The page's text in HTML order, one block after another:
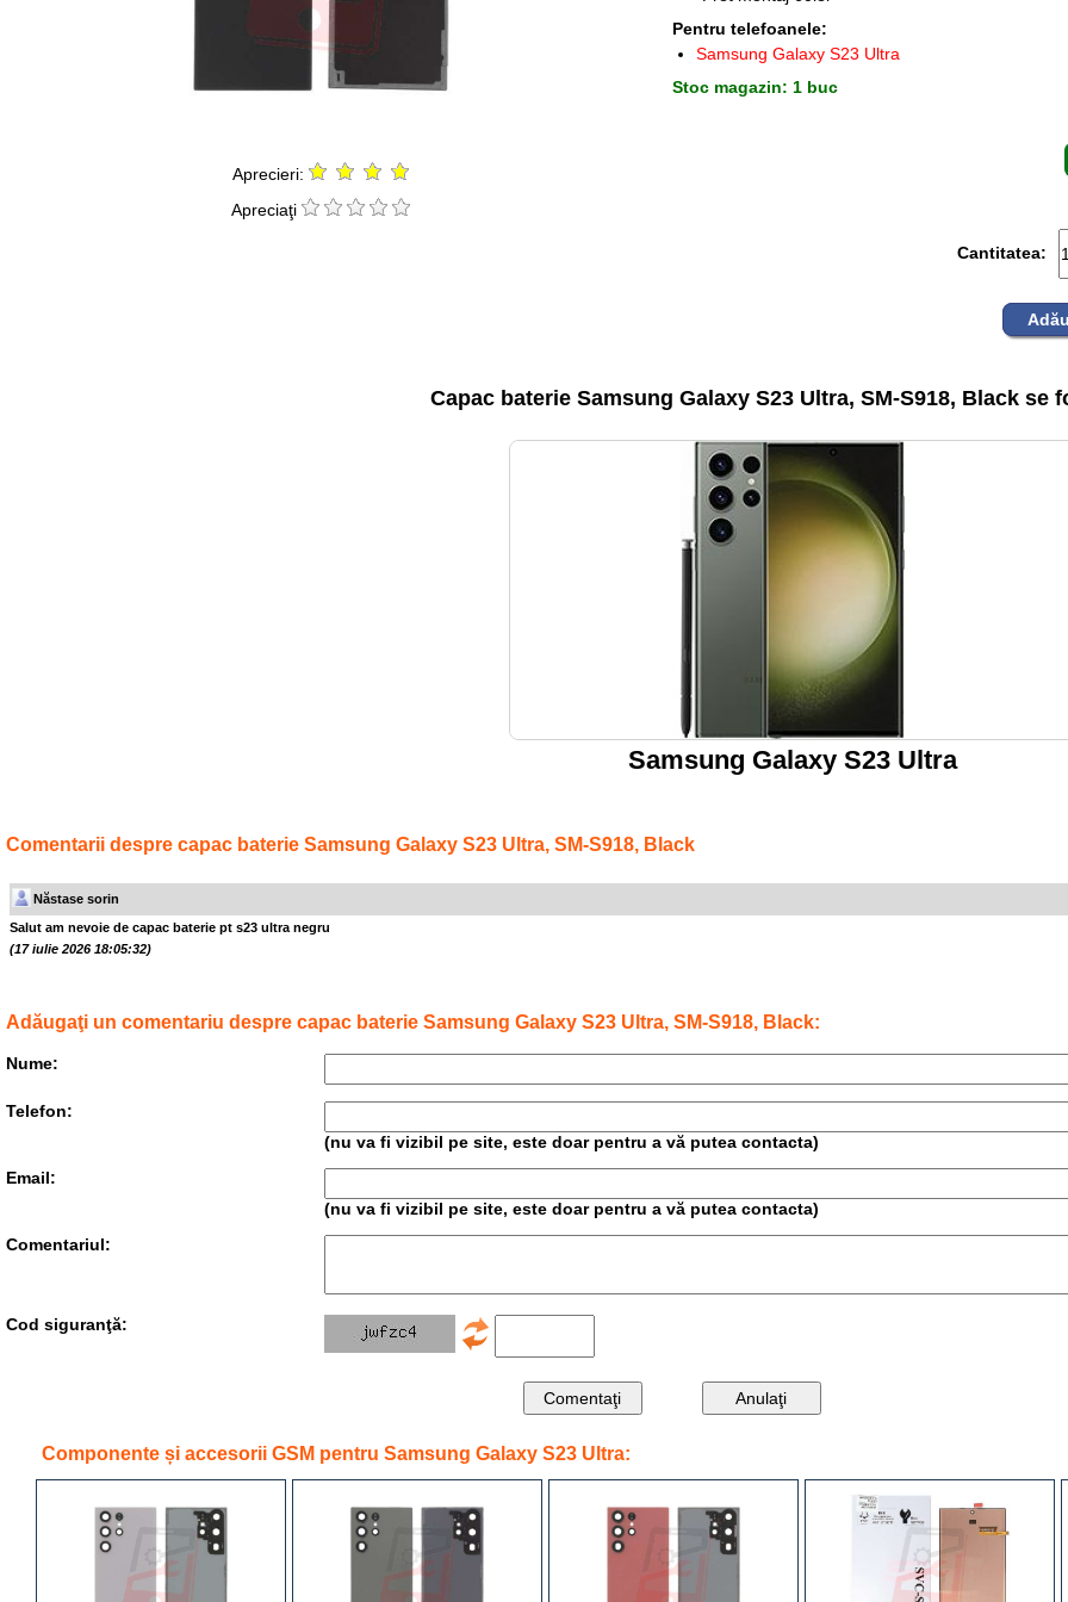
Aprecieri:
Apreciaţi
Pentru telefoanele:
Samsung Galaxy S23 Ultra
Stoc magazin: 1 buc
Cantitatea:
Capac baterie Samsung Galaxy S23 Ultra, SM-S918, Black se
Samsung Galaxy S23 Ultra
Comentarii despre capac baterie Samsung Galaxy S23 Ultra, SM-S918, Black
Năstase sorin
Salut am nevoie de capac baterie pt s23 ultra negru
(17 iulie 2026 18:05:32)
Adăugaţi un comentariu despre capac baterie Samsung Galaxy S23 Ultra, SM-S918, Black:
Nume:
Telefon:
(nu va fi vizibil pe site, este doar pentru a vă putea contacta)
Email:
(nu va fi vizibil pe site, este doar pentru a vă putea contacta)
Comentariul:
Cod siguranţă:
Componente și accesorii GSM pentru Samsung Galaxy S23 Ultra: